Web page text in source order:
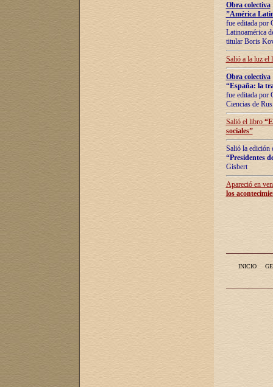
Obra colectiva
”América
fue editada por
Latinoamérica
titular Boris
Salió a la luz el
Obra colectiva
“España: la
fue editada por
Ciencias de
Salió el libro “
sociales”
Salió la edición
“Presidentes
Gisbert
Apareció en
los
INICIO